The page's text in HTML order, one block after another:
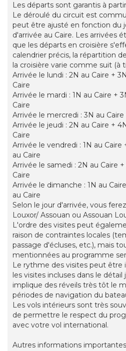
Les départs sont garantis à
Le déroulé du circuit est
peut être ajusté en fonction du
d'arrivée au Caire. Les arrivées
que les départs en croisière
calendrier précis, la répartition
la croisière varie comme suit (à
Arrivée le lundi : 2N au Caire +
Caire
Arrivée le mardi : 1N au Caire +
Caire
Arrivée le mercredi : 3N au
Arrivée le jeudi : 2N au Caire +
Caire
Arrivée le vendredi : 1N au Caire
au Caire
Arrivée le samedi : 2N au Caire
Caire
Arrivée le dimanche : 1N au
au Caire
Selon le jour d'arrivée, vous
Louxor/ Assouan ou Assouan
L'ordre des visites peut
raison de contraintes locales
passage d'écluses, etc.), mais
mentionnées au programme
Le rythme des visites peut
les visites incluses dans le détail
implique des réveils très tôt le
périodes de navigation du
Les vols intérieurs sont très
de permettre le respect du
avec votre vol international.
Autres informations